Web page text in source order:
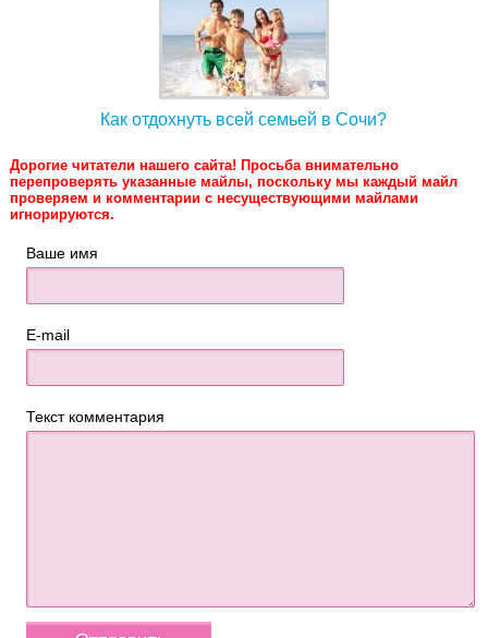
Как отдохнуть всей семьей в Сочи?
Дорогие читатели нашего сайта! Просьба внимательно
перепроверять указанные майлы, поскольку мы каждый майл
проверяем и комментарии с несуществующими майлами
игнорируются.
Ваше имя
E-mail
Текст комментария